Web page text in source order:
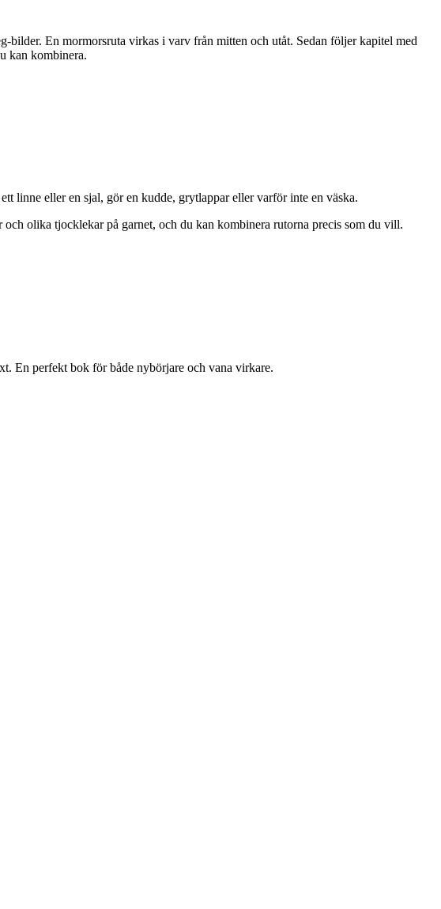
bilder. En mormorsruta virkas i varv från mitten och utåt. Sedan följer kapitel med
kan kombinera.
linne eller en sjal, gör en kudde, grytlappar eller varför inte en väska.
olika tjocklekar på garnet, och du kan kombinera rutorna precis som du vill.
En perfekt bok för både nybörjare och vana virkare.